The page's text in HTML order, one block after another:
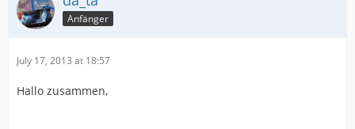
Anfänger
July 17, 2013 at 18:57
Hallo zusammen,